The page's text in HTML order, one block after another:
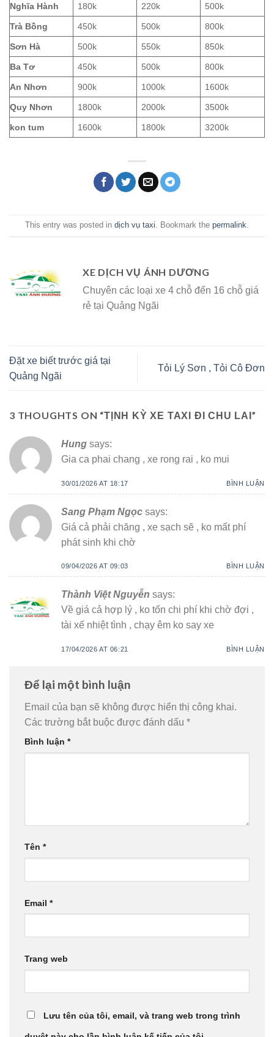
Nghĩa Hành 180k 220k 500k
Trà Bồng 450k 500k 800k
Sơn Hà 500k 550k 850k
Ba Tơ 450k 500k 800k
An Nhơn 900k 1000k 1600k
Quy Nhơn 1800k 2000k 3500k
kon tum 1600k 1800k 3200k
This entry was posted in dịch vụ taxi. Bookmark the permalink.
XE DỊCH VỤ ÁNH DƯƠNG
Chuyên các loại xe 4 chỗ đến 16 chỗ giá
rẻ tại Quảng Ngãi
Đặt xe biết trước giá tại
Quảng Ngãi
Tỏi Lý Sơn , Tỏi Cô Đơn
3 THOUGHTS ON “TỊNH KỲ XE TAXI ĐI CHU LAI ”
Hung says:
Gia ca phai chang , xe rong rai , ko mui
30/01/2026 AT 18:17 BÌNH LUẬN
Sang Phạm Ngọc says:
Giá cả phải chăng , xe sạch sẽ , ko mất phí
phát sinh khi chờ
09/04/2026 AT 09:03 BÌNH LUẬN
Thành Việt Nguyễn says:
Về giá cả hợp lý , ko tốn chi phí khi chờ đợi ,
tài xế nhiệt tình , chạy êm ko say xe
17/04/2026 AT 06:21 BÌNH LUẬN
Để lại một bình luận
Email của bạn sẽ không được hiển thị công khai.
Các trường bắt buộc được đánh dấu *
Bình luận *
Tên *
Email *
Trang web
Lưu tên của tôi, email, và trang web trong trình